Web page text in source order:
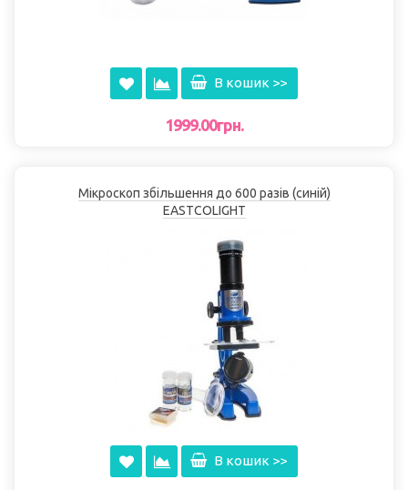
В кошик >>
1999.00грн.
Мікроскоп збільшення до 600 разів (синій)
EASTCOLІGHT
В кошик >>